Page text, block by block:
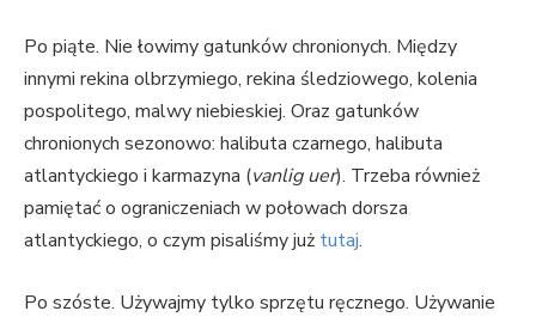
Po piąte. Nie łowimy gatunków chronionych. Między
innymi rekina olbrzymiego, rekina śledziowego, kolenia
pospolitego, malwy niebieskiej. Oraz gatunków
chronionych sezonowo: halibuta czarnego, halibuta
atlantyckiego i karmazyna (vanlig uer). Trzeba również
pamiętać o ograniczeniach w połowach dorsza
atlantyckiego, o czym pisaliśmy już tutaj.
Po szóste. Używajmy tylko sprzętu ręcznego. Używanie